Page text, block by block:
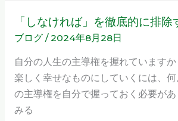
開
催
お
知
ら
せ
「しなければ」を徹底的に排除
ブログ/2024年8月28日
自分の人生の主導権を握れています
楽しく幸せなものにしていくには、
の主導権を自分で握っておく必要が
みる
「し
な
ば」